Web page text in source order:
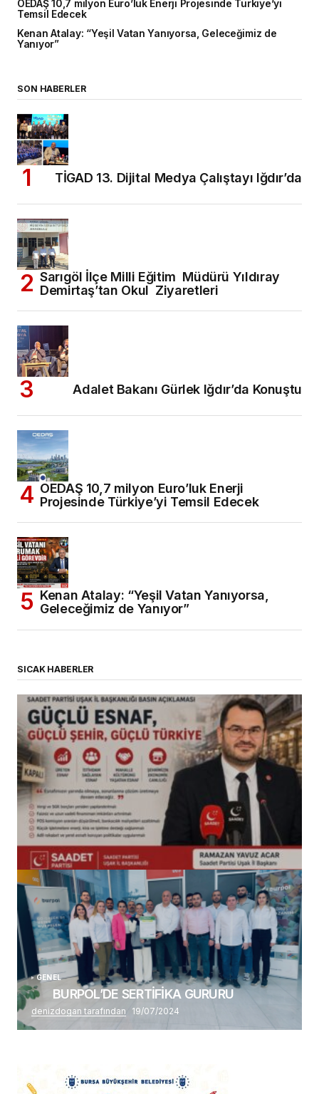
OEDAŞ 10,7 milyon Euro’luk Enerji Projesinde Türkiye’yi
Temsil Edecek
Kenan Atalay: “Yeşil Vatan Yanıyorsa, Geleceğimiz de
Yanıyor”
SON HABERLER
TİGAD 13. Dijital Medya Çalıştayı Iğdır’da
Sarıgöl İlçe Milli Eğitim Müdürü Yıldıray
Demirtaş’tan Okul Ziyaretleri
Adalet Bakanı Gürlek Iğdır’da Konuştu
OEDAŞ 10,7 milyon Euro’luk Enerji
Projesinde Türkiye’yi Temsil Edecek
Kenan Atalay: “Yeşil Vatan Yanıyorsa,
Geleceğimiz de Yanıyor”
SICAK HABERLER
(başlıksız)
Alaattin Karahan tarafından 14/07/2026
GENEL
BURPOL’DE SERTİFİKA GURURU
denizdogan tarafından 19/07/2024